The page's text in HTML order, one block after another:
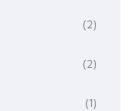
(2)
(2)
(1)